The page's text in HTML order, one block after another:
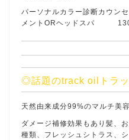
パーソナルカラー診断カウン
メントORヘッドスパ
◎話題のtrack oilトラッ
天然由来成分99%のマルチ美容
ダメージ補修効果もあり髪、
種類、フレッシュシトラス、